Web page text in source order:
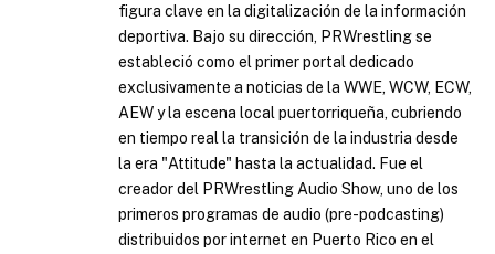
figura clave en la digitalización de la información
deportiva. Bajo su dirección, PRWrestling se
estableció como el primer portal dedicado
exclusivamente a noticias de la WWE, WCW, ECW,
AEW y la escena local puertorriqueña, cubriendo
en tiempo real la transición de la industria desde
la era "Attitude" hasta la actualidad. Fue el
creador del PRWrestling Audio Show, uno de los
primeros programas de audio (pre-podcasting)
distribuidos por internet en Puerto Rico en el